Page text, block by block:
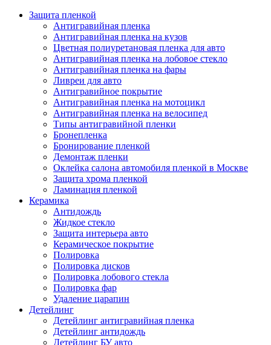
Защита пленкой
Антигравийная пленка
Антигравийная пленка на кузов
Цветная полиуретановая пленка для авто
Антигравийная пленка на лобовое стекло
Антигравийная пленка на фары
Ливреи для авто
Антигравийное покрытие
Антигравийная пленка на мотоцикл
Антигравийная пленка на велосипед
Типы антигравийной пленки
Бронепленка
Бронирование пленкой
Демонтаж пленки
Оклейка салона автомобиля пленкой в Москве
Защита хрома пленкой
Ламинация пленкой
Керамика
Антидождь
Жидкое стекло
Защита интерьера авто
Керамическое покрытие
Полировка
Полировка дисков
Полировка лобового стекла
Полировка фар
Удаление царапин
Детейлинг
Детейлинг антигравийная пленка
Детейлинг антидождь
Детейлинг БУ авто